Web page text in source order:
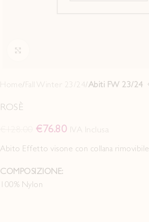
Home Fall Winter 23/24 Abiti FW 23/24
ROSÈ
€76.80 IVA Inclusa
Abito Effetto visone con collana rimovibile
COMPOSIZIONE:
100% Nylon